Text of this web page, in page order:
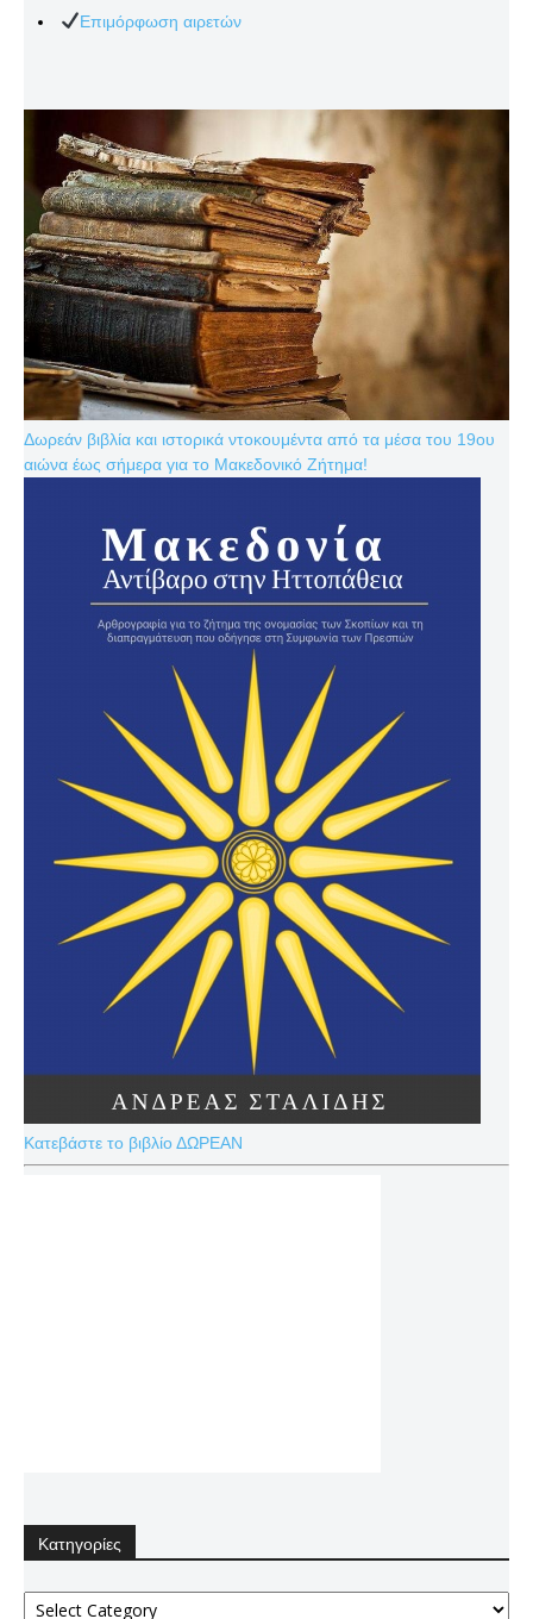
Επιμόρφωση αιρετών
Δωρεάν βιβλία και ιστορικά ντοκουμέντα από τα μέσα του 19ου
αιώνα έως σήμερα για το Μακεδονικό Ζήτημα!
Κατεβάστε το βιβλίο ΔΩΡΕΑΝ
Κατηγορίες
Κατηγορίες